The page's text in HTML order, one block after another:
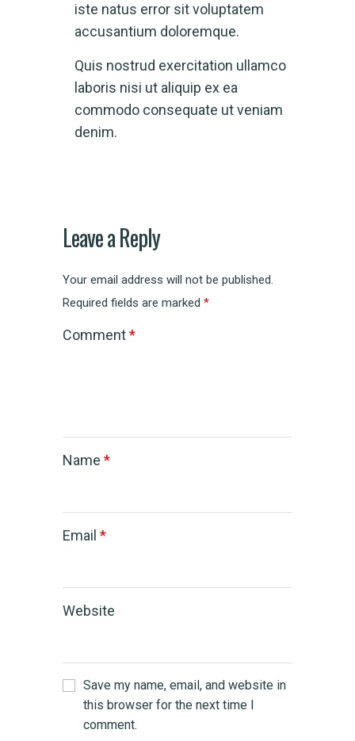
iste natus error sit voluptatem
accusantium doloremque.
Quis nostrud exercitation ullamco
laboris nisi ut aliquip ex ea
commodo consequate ut veniam
denim.
Leave a Reply
Your email address will not be published.
Required fields are marked *
Comment*
Name *
Email *
Website
Save my name, email, and website in
this browser for the next time I
comment.